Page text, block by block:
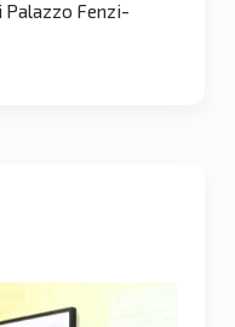
Palazzo Fenzi-